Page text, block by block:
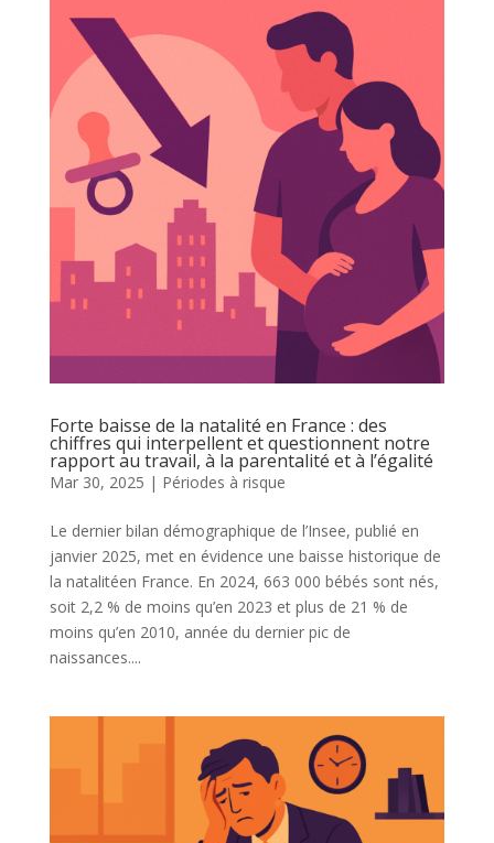
Forte baisse de la natalité en France : des
chiffres qui interpellent et questionnent notre
rapport au travail, à la parentalité et à l’égalité
Mar 30, 2025 | Périodes à risque
Le dernier bilan démographique de l’Insee, publié en
janvier 2025, met en évidence une baisse historique de
la natalitéen France. En 2024, 663 000 bébés sont nés,
soit 2,2 % de moins qu’en 2023 et plus de 21 % de
moins qu’en 2010, année du dernier pic de
naissances....